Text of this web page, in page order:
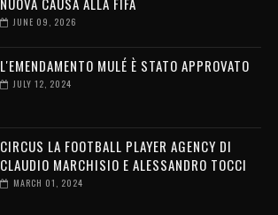
JUNE 09, 2026
L'EMENDAMENTO MULÉ È STATO APPROVATO
JULY 12, 2024
CIRCUS LA FOOTBALL PLAYER AGENCY DI
CLAUDIO MARCHISIO E ALESSANDRO TOCCI
MARCH 01, 2024